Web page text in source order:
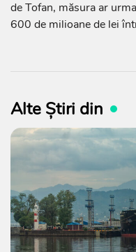
de Tofan, măsura ar
600 de milioane de lei
Alte Știri din